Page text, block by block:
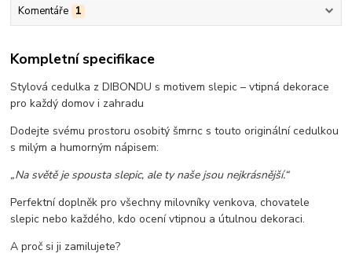
Komentáře 1
Kompletní specifikace
Stylová cedulka z DIBONDU s motivem slepic – vtipná dekorace
pro každý domov i zahradu
Dodejte svému prostoru osobitý šmrnc s touto originální cedulkou
s milým a humorným nápisem:
„Na světě je spousta slepic, ale ty naše jsou nejkrásnější.“
Perfektní doplněk pro všechny milovníky venkova, chovatele
slepic nebo každého, kdo ocení vtipnou a útulnou dekoraci.
A proč si ji zamilujete?